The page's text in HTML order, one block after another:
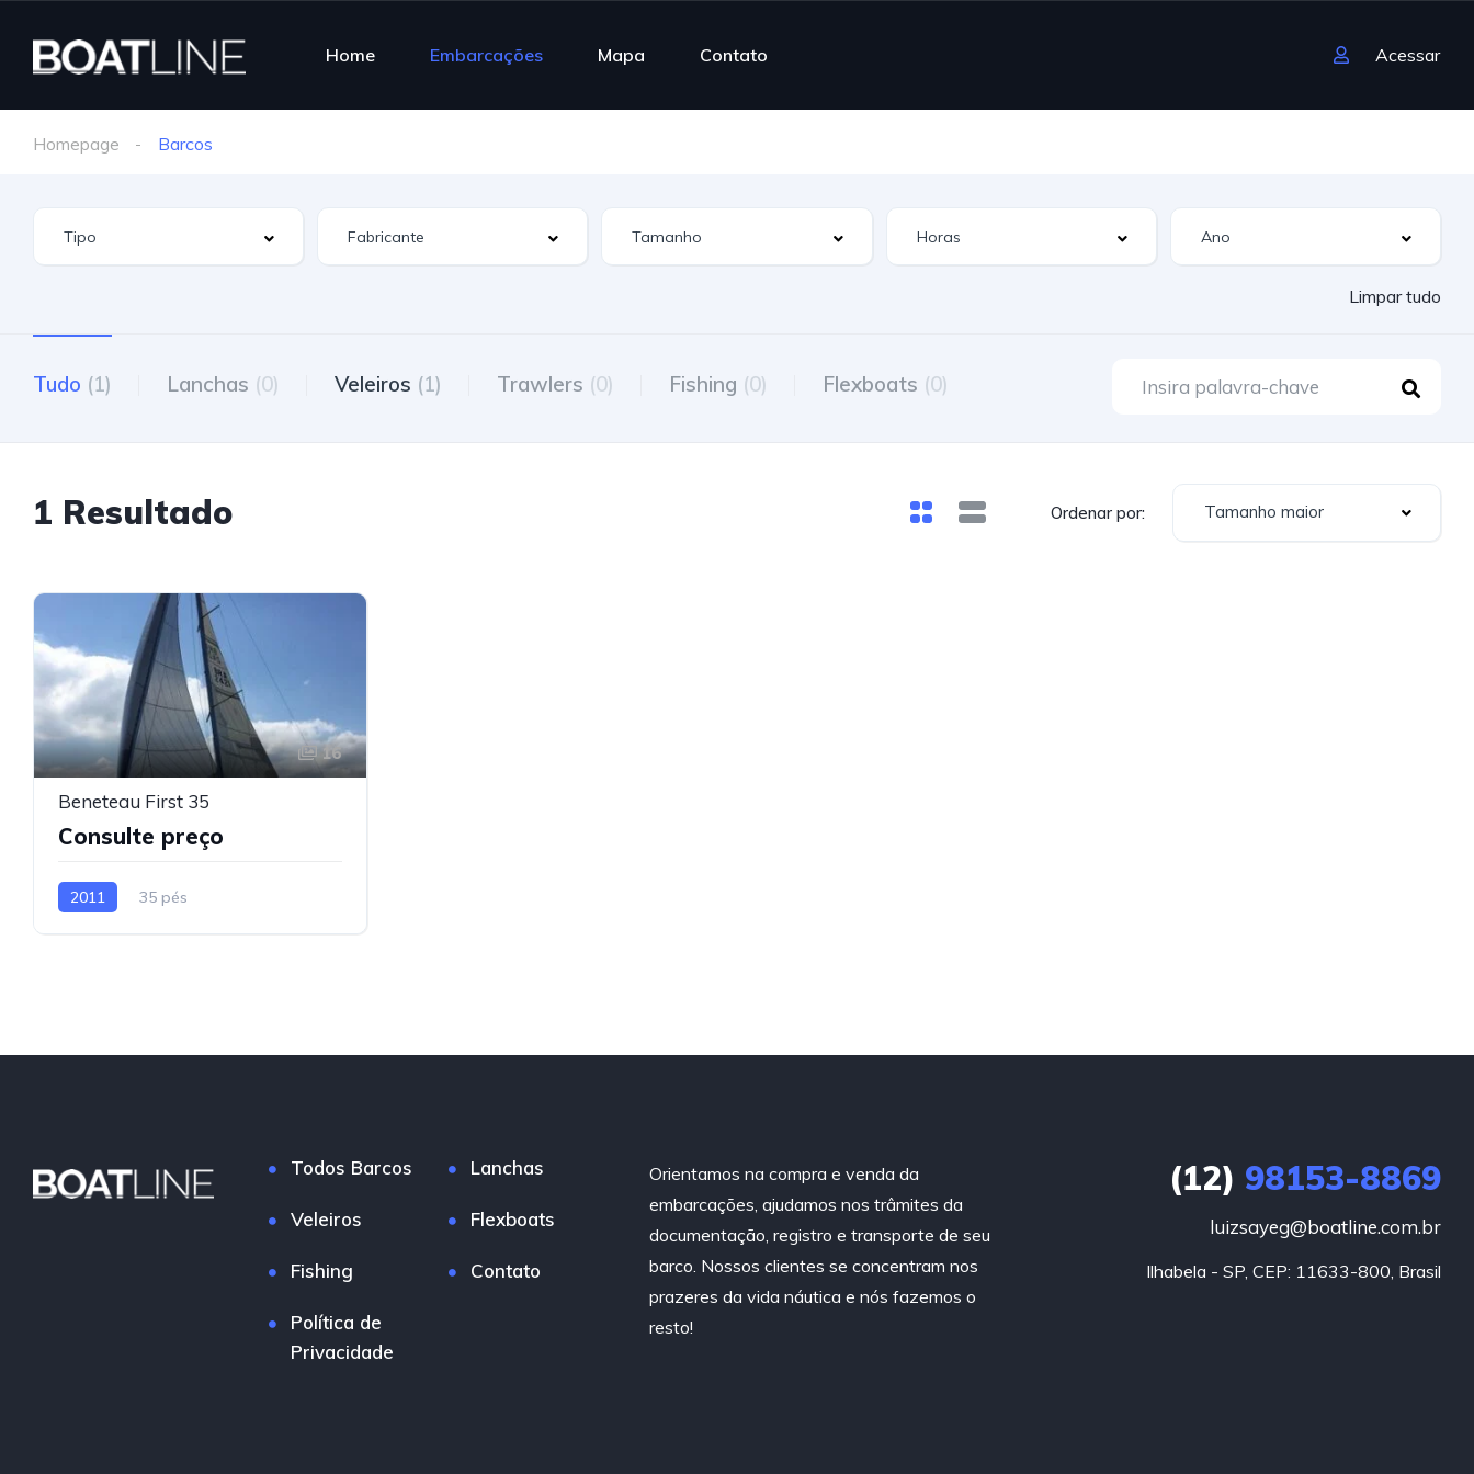
Home Embarcações Mapa Contato Acessar
Homepage Barcos
Limpar tudo
Tudo (1) Lanchas (0) Veleiros (1) Trawlers (0) Fishing (0) Flexboats (0)
1 Resultado Ordenar por: Tamanho maior
16
Beneteau First 35
Consulte preço
2011 35 pés
Todos Barcos Lanchas
Veleiros Flexboats
Fishing Contato
Política de
Privacidade
Orientamos na compra e venda da
embarcações, ajudamos nos trâmites da
documentação, registro e transporte de seu
barco. Nossos clientes se concentram nos
prazeres da vida náutica e nós fazemos o
resto!
(12) 98153-8869
luizsayeg@boatline.com.br
Ilhabela - SP, CEP: 11633-800, Brasil